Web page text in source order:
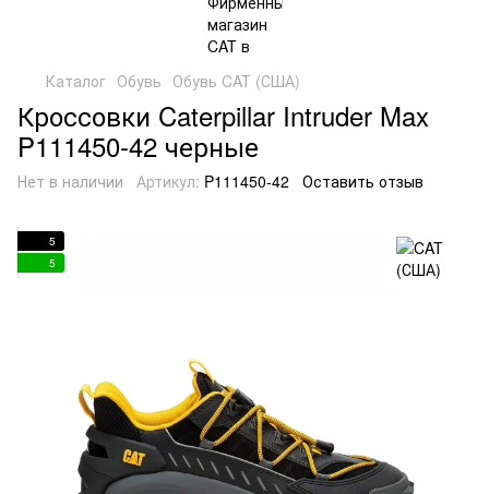
Каталог Обувь Обувь CAT (США)
Кроссовки Caterpillar Intruder Max
P111450-42 черные
Нет в наличии Артикул: P111450-42 Оставить отзыв
5
5